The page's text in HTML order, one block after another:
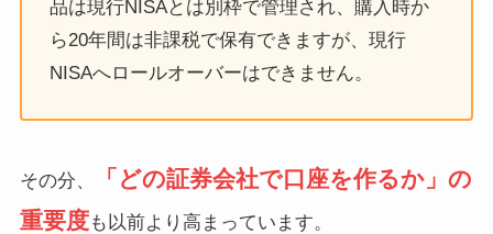
品は現行NISAとは別枠で管理され、購入時か
ら20年間は非課税で保有できますが、現行
NISAへロールオーバーはできません。
その分、
「どの証券会社で口座を作るか」の
重要度も以前より高まっています。